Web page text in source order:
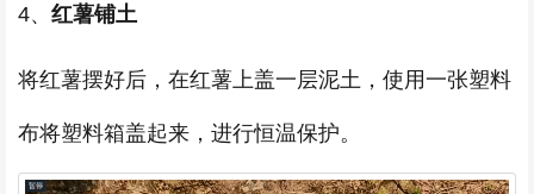
4、 红薯铺土
将红薯摆好后，在红薯上盖一层泥土，使用一张塑料
布将塑料箱盖起来，进行恒温保护。